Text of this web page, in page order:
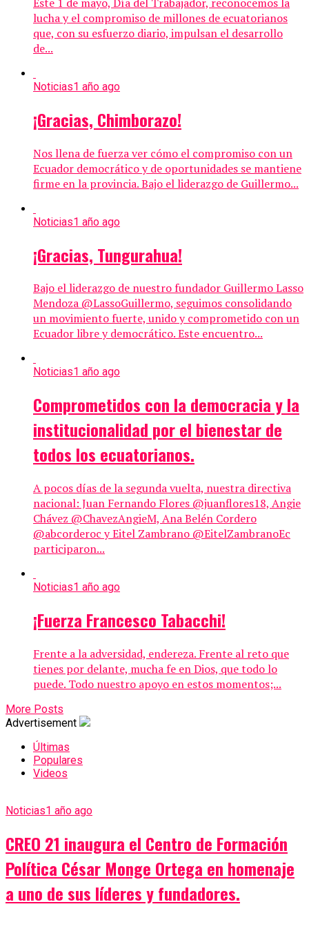
lucha y el compromiso de millones de ecuatorianos
que, con su esfuerzo diario, impulsan el desarrollo
de...
Noticias1 año ago
¡Gracias, Chimborazo!
Nos llena de fuerza ver cómo el compromiso con un
Ecuador democrático y de oportunidades se mantiene
firme en la provincia. Bajo el liderazgo de Guillermo...
Noticias1 año ago
¡Gracias, Tungurahua!
Bajo el liderazgo de nuestro fundador Guillermo Lasso
Mendoza @LassoGuillermo, seguimos consolidando
un movimiento fuerte, unido y comprometido con un
Ecuador libre y democrático. Este encuentro...
Noticias1 año ago
Comprometidos con la democracia y la
institucionalidad por el bienestar de
todos los ecuatorianos.
A pocos días de la segunda vuelta, nuestra directiva
nacional: Juan Fernando Flores @juanflores18, Angie
Chávez @ChavezAngieM, Ana Belén Cordero
@abcorderoc y Eitel Zambrano @EitelZambranoEc
participaron...
Noticias1 año ago
¡Fuerza Francesco Tabacchi!
Frente a la adversidad, endereza. Frente al reto que
tienes por delante, mucha fe en Dios, que todo lo
puede. Todo nuestro apoyo en estos momentos;...
More Posts
Advertisement
Últimas
Populares
Videos
Noticias1 año ago
CREO 21 inaugura el Centro de Formación
Política César Monge Ortega en homenaje
a uno de sus líderes y fundadores.